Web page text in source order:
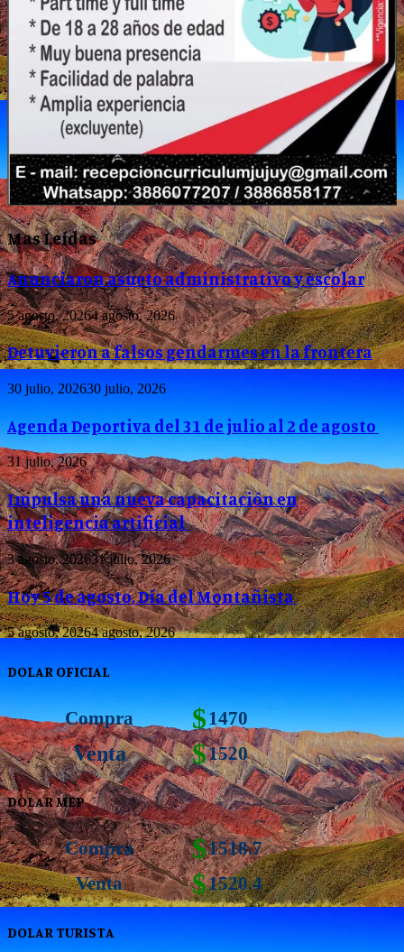
Mas Leídas
Anunciaron asueto administrativo y escolar
5 agosto, 20264 agosto, 2026
Detuvieron a falsos gendarmes en la frontera
30 julio, 202630 julio, 2026
Agenda Deportiva del 31 de julio al 2 de agosto
31 julio, 2026
Impulsa una nueva capacitación en
inteligencia artificial
3 agosto, 202631 julio, 2026
Hoy 5 de agosto, Día del Montañista
5 agosto, 20264 agosto, 2026
DOLAR OFICIAL
Compra $1470
Venta $1520
DOLAR MEP
Compra $1518.7
Venta
$1520.4
DOLAR TURISTA